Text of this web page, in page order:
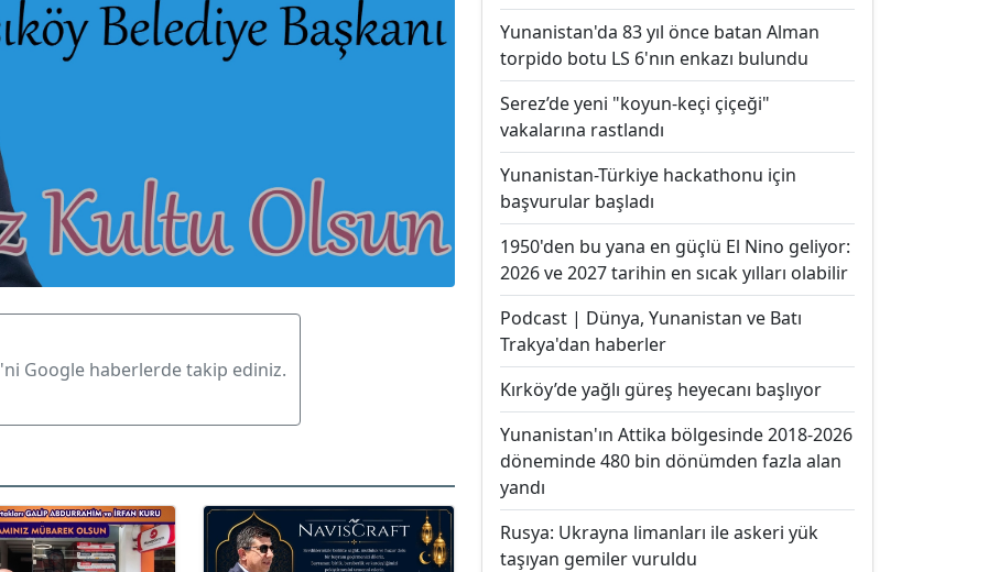
'ni Google haberlerde takip ediniz.
Yunanistan'da 83 yıl önce batan Alman
torpido botu LS 6'nın enkazı bulundu
Serez’de yeni "koyun-keçi çiçeği"
vakalarına rastlandı
Yunanistan-Türkiye hackathonu için
başvurular başladı
1950'den bu yana en güçlü El Nino geliyor:
2026 ve 2027 tarihin en sıcak yılları olabilir
Podcast | Dünya, Yunanistan ve Batı
Trakya'dan haberler
Kırköy’de yağlı güreş heyecanı başlıyor
Yunanistan'ın Attika bölgesinde 2018-2026
döneminde 480 bin dönümden fazla alan
yandı
Rusya: Ukrayna limanları ile askeri yük
taşıyan gemiler vuruldu